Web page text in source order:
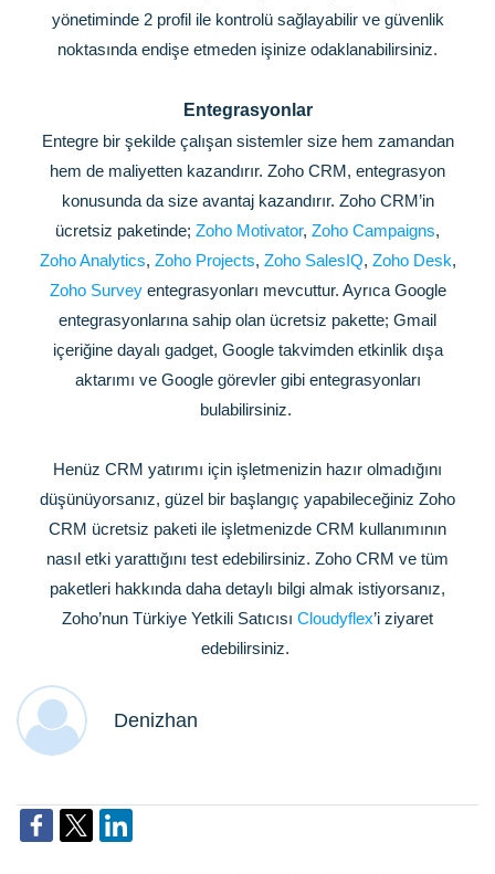
yönetiminde 2 profil ile kontrolü sağlayabilir ve güvenlik
noktasında endişe etmeden işinize odaklanabilirsiniz.
Entegrasyonlar
Entegre bir şekilde çalışan sistemler size hem zamandan
hem de maliyetten kazandırır. Zoho CRM, entegrasyon
konusunda da size avantaj kazandırır. Zoho CRM’in
ücretsiz paketinde; Zoho Motivator, Zoho Campaigns,
Zoho Analytics, Zoho Projects, Zoho SalesIQ, Zoho Desk,
Zoho Surveyentegrasyonları mevcuttur. Ayrıca Google
entegrasyonlarına sahip olan ücretsiz pakette; Gmail
içeriğine dayalı gadget, Google takvimden etkinlik dışa
aktarımı ve Google görevler gibi entegrasyonları
bulabilirsiniz.
Henüz CRM yatırımı için işletmenizin hazır olmadığını
düşünüyorsanız, güzel bir başlangıç yapabileceğiniz Zoho
CRM ücretsiz paketi ile işletmenizde CRM kullanımının
nasıl etki yarattığını test edebilirsiniz. Zoho CRM ve tüm
paketleri hakkında daha detaylı bilgi almak istiyorsanız,
Zoho’nun Türkiye Yetkili Satıcısı Cloudyflex’i ziyaret
edebilirsiniz.
Denizhan